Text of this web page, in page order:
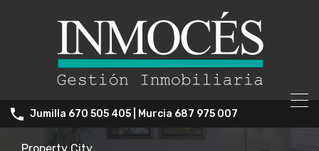
Jumilla 670 505 405 | Murcia 687 975 007